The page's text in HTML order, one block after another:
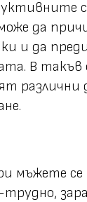
да
и да
В такъв
различни
мъжете се